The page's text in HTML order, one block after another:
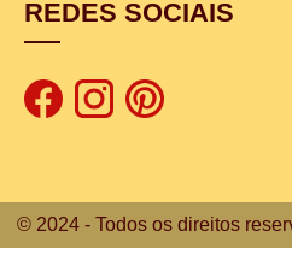
REDES SOCIAIS
© 2024 - Todos os direitos